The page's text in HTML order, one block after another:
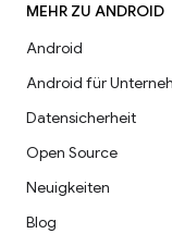
MEHR ZU ANDROID
Android
Android für
Datensicherheit
Open Source
Neuigkeiten
Blog